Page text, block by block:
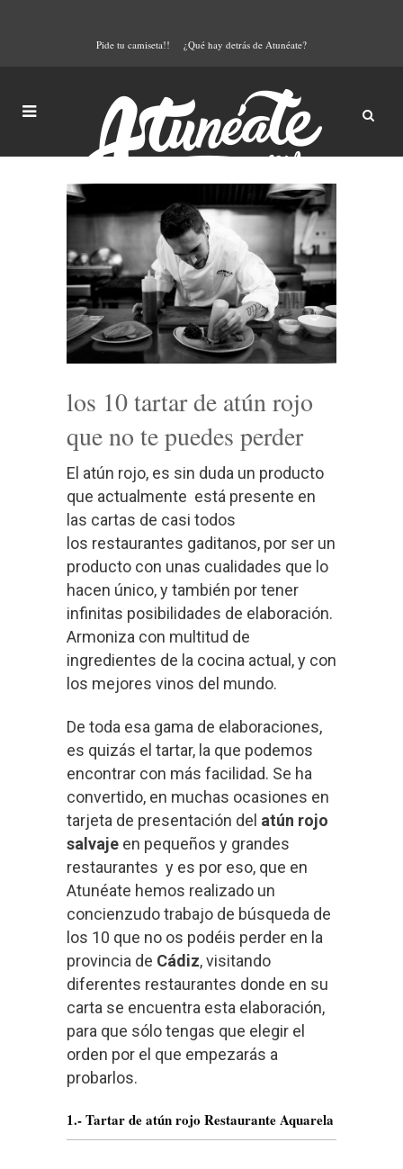
Pide tu camiseta!! ¿Qué hay detrás de Atunéate?
los 10 tartar de atún rojo
que no te puedes perder
El atún rojo, es sin duda un producto
que actualmente está presente en
las cartas de casi todos
los restaurantes gaditanos, por ser un
producto con unas cualidades que lo
hacen único, y también por tener
infinitas posibilidades de elaboración.
Armoniza con multitud de
ingredientes de la cocina actual, y con
los mejores vinos del mundo.
De toda esa gama de elaboraciones,
es quizás el tartar, la que podemos
encontrar con más facilidad. Se ha
convertido, en muchas ocasiones en
tarjeta de presentación del atún rojo
salvaje en pequeños y grandes
restaurantes y es por eso, que en
Atunéate hemos realizado un
concienzudo trabajo de búsqueda de
los 10 que no os podéis perder en la
provincia de Cádiz, visitando
diferentes restaurantes donde en su
carta se encuentra esta elaboración,
para que sólo tengas que elegir el
orden por el que empezarás a
probarlos.
1.- Tartar de atún rojo Restaurante Aquarela